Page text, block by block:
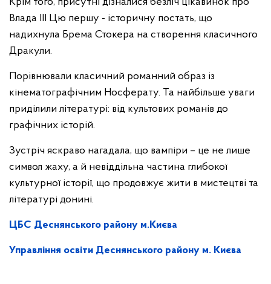
Влада ІІІ Цю першу - історичну постать, що
надихнула Брема Стокера на створення класичного
Дракули.
Порівнювали класичний романний образ із
кінематографічним Носферату. Та найбільше уваги
приділили літературі: від культових романів до
графічних історій.
Зустріч яскраво нагадала, що вампіри – це не лише
символ жаху, а й невіддільна частина глибокої
культурної історії, що продовжує жити в мистецтві та
літературі донині.
ЦБС Деснянського району м.Києва
Управління освіти Деснянського району м. Києва